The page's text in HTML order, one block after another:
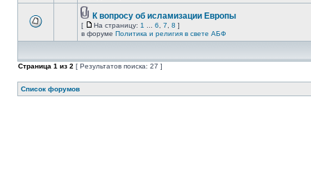
К вопросу об исламизации Европы
[ На страницу: 1 6 7 8 ]
в форуме Политика и религия в свете АБФ
Страница 1 из 2 [ Результатов поиска: 27 ]
Список форумов